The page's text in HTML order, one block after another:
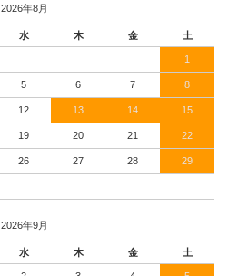
2026年8月
水 木 金 土
1
5 6 7 8
12 13 14 15
19 20 21 22
26 27 28 29
2026年9月
水 木 金 土